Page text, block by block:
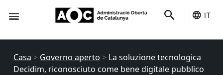
IT
Casa > Governo aperto > La soluzione tecnologica
Decidim, riconosciuto come bene digitale pubblico